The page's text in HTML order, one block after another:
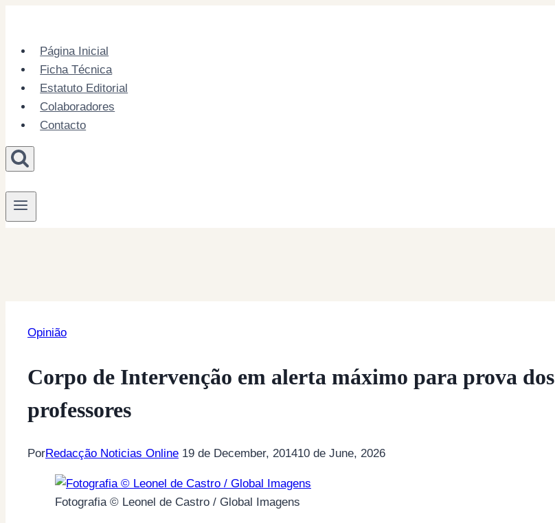
contentPágina Inicial
Ficha Técnica
Estatuto Editorial
Colaboradores
Contacto
Opinião
Corpo de Intervenção em alerta máximo para prova dos
professores
PorRedacção Noticias Online 19 de December, 201410 de June, 2026
Fotografia © Leonel de Castro / Global Imagens